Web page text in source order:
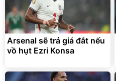
Arsenal sẽ trả giá đắt nếu
vồ hụt Ezri Konsa